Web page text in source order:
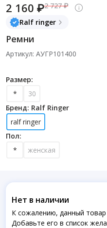
2 160 ₽2 727 ₽
Ralf ringer
Ремни
Артикул: АУГР101400
Размер:
*
30
Бренд: Ralf Ringer
ralf ringer
Пол:
*
женская
Нет в наличии
К сожалению, данный товар
Добавьте его в список